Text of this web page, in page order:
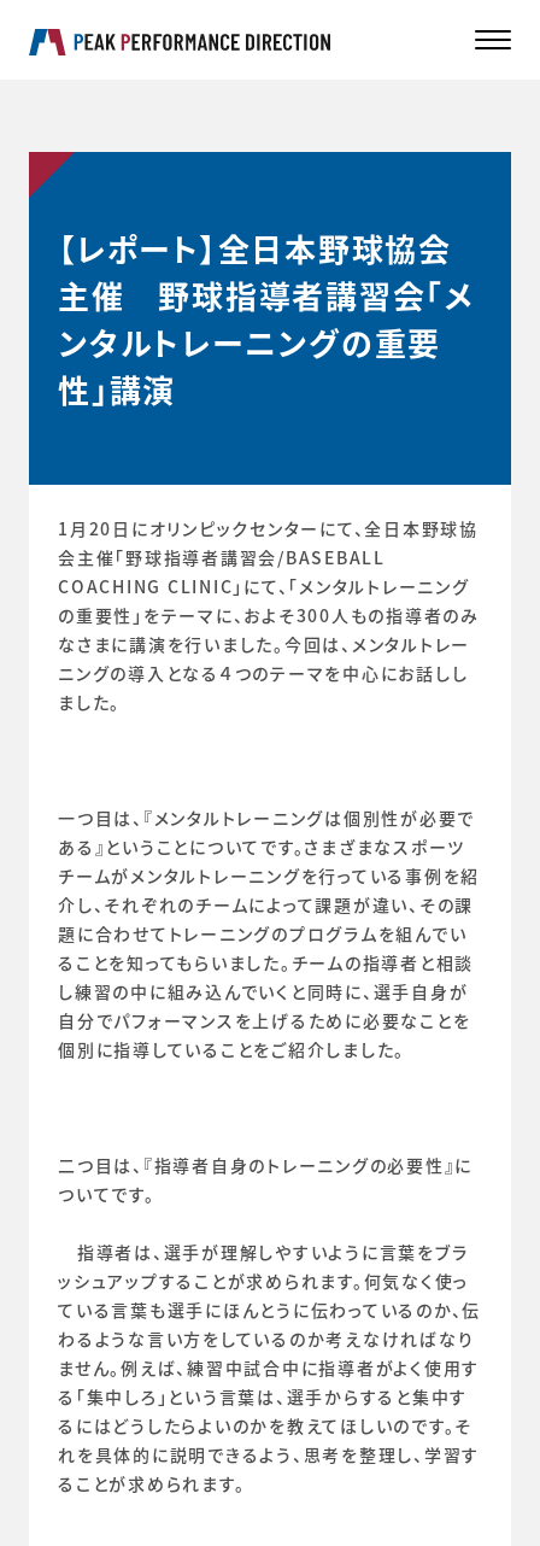
【レポート】全日本野球協会
主催 野球指導者講習会「メ
ンタルトレーニングの重要
性」講演
1月20日にオリンピックセンターにて、全日本野球協
会主催「野球指導者講習会/BASEBALL
COACHING CLINIC」にて、「メンタルトレーニング
の重要性」をテーマに、およそ300人もの指導者のみ
なさまに講演を行いました。今回は、メンタルトレー
ニングの導入となる４つのテーマを中心にお話しし
ました。
一つ目は、『メンタルトレーニングは個別性が必要で
ある』ということについてです。さまざまなスポーツ
チームがメンタルトレーニングを行っている事例を紹
介し、それぞれのチームによって課題が違い、その課
題に合わせてトレーニングのプログラムを組んでい
ることを知ってもらいました。チームの指導者と相談
し練習の中に組み込んでいくと同時に、選手自身が
自分でパフォーマンスを上げるために必要なことを
個別に指導していることをご紹介しました。
二つ目は、『指導者自身のトレーニングの必要性』に
ついてです。
指導者は、選手が理解しやすいように言葉をブラ
ッシュアップすることが求められます。何気なく使っ
ている言葉も選手にほんとうに伝わっているのか、伝
わるような言い方をしているのか考えなければなり
ません。例えば、練習中試合中に指導者がよく使用す
る「集中しろ」という言葉は、選手からすると集中す
るにはどうしたらよいのかを教えてほしいのです。そ
れを具体的に説明できるよう、思考を整理し、学習す
ることが求められます。